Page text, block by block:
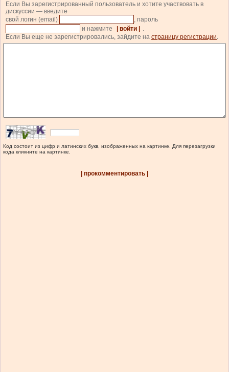
Если Вы зарегистрированный пользователь и хотите участвовать в
дискуссии — введите
свой логин (email)
, пароль
и нажмите
| войти |
.
Если Вы еще не зарегистрировались, зайдите на страницу регистрации.
Код состоит из цифр и латинских букв, изображенных на картинке. Для перезагрузки
кода кликните на картинке.
| прокомментировать |